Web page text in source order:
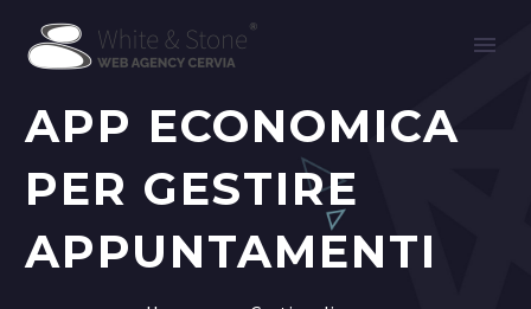
APP ECONOMICA
PER GESTIRE
APPUNTAMENTI